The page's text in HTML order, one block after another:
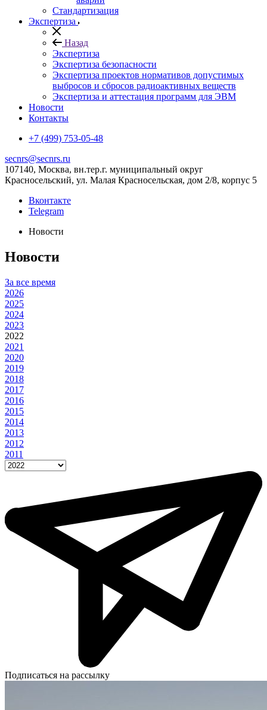
Стандартизация
Экспертиза
Назад
Экспертиза
Экспертиза безопасности
Экспертиза проектов нормативов допустимых
выбросов и сбросов радиоактивных веществ
Экспертиза и аттестация программ для ЭВМ
Новости
Контакты
+7 (499) 753-05-48
secnrs@secnrs.ru
107140, Москва, вн.тер.г. муниципальный округ
Красносельский, ул. Малая Красносельская, дом 2/8, корпус 5
Вконтакте
Telegram
Новости
Новости
За все время
2026
2025
2024
2023
2022
2021
2020
2019
2018
2017
2016
2015
2014
2013
2012
2011
Подписаться на рассылку